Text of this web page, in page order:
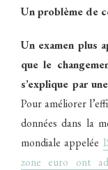
Un problème de
Un examen plus
que le
s’explique par
Pour améliorer
données dans la
mondiale appelée
zone euro ont